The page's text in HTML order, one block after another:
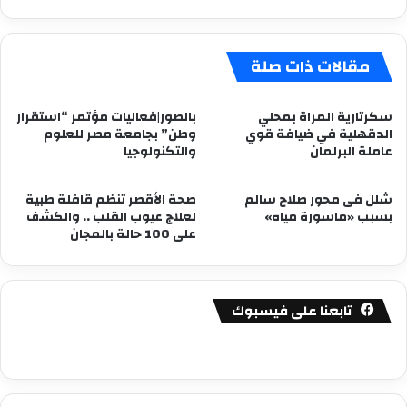
مقالات ذات صلة
سكرتارية المراة بمحلي
الدقهلية في ضيافة قوي
عاملة البرلمان
بالصور|فعاليات مؤتمر “استقرار
وطن” بجامعة مصر للعلوم
والتكنولوجيا
شلل فى محور صلاح سالم
بسبب «ماسورة مياه»
صحة الأقصر تنظم قافلة طبية
لعلاج عيوب القلب .. والكشف
على 100 حالة بالمجان
تابعنا على فيسبوك